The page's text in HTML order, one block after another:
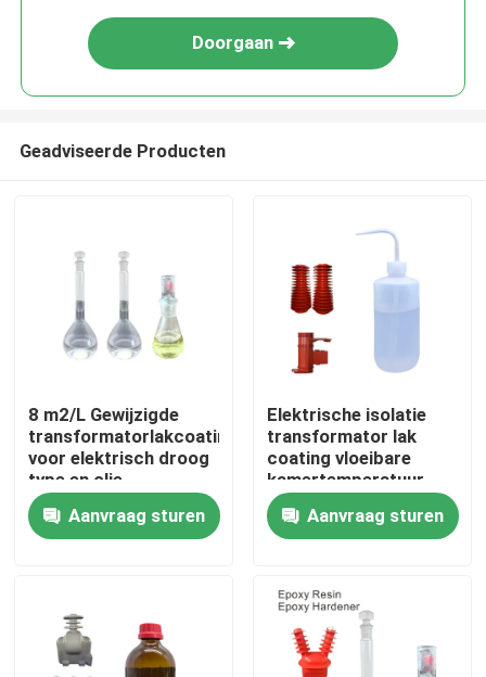
Thuis
Over ons
Doorgaan
Geadviseerde Producten
8 m2/L Gewijzigde
transformatorlakcoating
voor elektrisch droog
type en olie
transformator kern
Aanvraag sturen
Elektrische isolatie
transformator lak
coating vloeibare
kamertemperatuur
epoxy kern van
transformator CT PT
Aanvraag sturen